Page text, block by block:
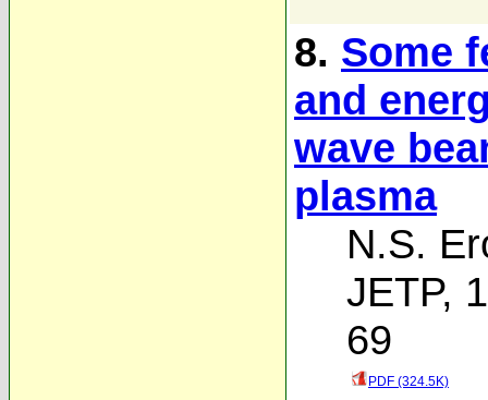
8. Some
and
wave
plasma
N.S.
JETP,
69
PDF (324.5K)